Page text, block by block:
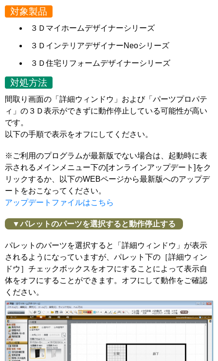
対象製品
３Ｄマイホームデザイナーシリーズ
３ＤインテリアデザイナーNeoシリーズ
３Ｄ住宅リフォームデザイナーシリーズ
対処方法
間取り画面の「詳細ウィンドウ」および「パーツプロパテ
ィ」の３Ｄ表示ができずに動作停止している可能性が高い
です。
以下の手順で表示をオフにしてください。
※ご利用のプログラムが最新版でない場合は、起動時に表
示されるメインメニュー下の[オンラインアップデート]をク
リックするか、以下のWEBページから最新版へのアップデ
ートをおこなってください。
アップデートファイルはこちら
▼パレットのパーツを選択すると動作停止する
パレットのパーツを選択すると「詳細ウィンドウ」が表示
されるようになっていますが、パレット下の［詳細ウィン
ドウ］チェックボックスをオフにすることによって表示自
体をオフにすることができます。オフにして動作をご確認
ください。